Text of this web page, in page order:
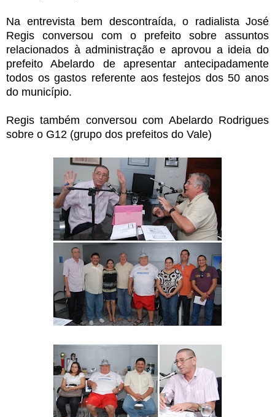
Na entrevista bem descontraída, o radialista José
Regis conversou com o prefeito sobre assuntos
relacionados à administração e aprovou a ideia do
prefeito Abelardo de apresentar antecipadamente
todos os gastos referente aos festejos dos 50 anos
do município.
Regis também conversou com Abelardo Rodrigues
sobre o G12 (grupo dos prefeitos do Vale)